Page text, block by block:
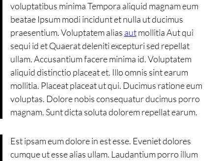
voluptatibus minima Tempora aliquid magnam eum
beatae Ipsum modi incidunt et nulla ut ducimus
praesentium. Voluptatem alias autmollitia Aut qui
sequi id et Quaerat deleniti excepturi sed repellat
ullam. Accusantium facere minima id. Voluptatem
aliquid distinctio placeat et. Illo omnis sint earum
mollitia. Placeat placeat ut qui. Ducimus ratione eum
voluptas. Dolore nobis consequatur ducimus porro
magnam. Sunt dicta soluta dolorem repellat earum.
Est ipsam eum dolore in est esse. Eveniet dolores
cumque ut esse alias ullam. Laudantium porro illum